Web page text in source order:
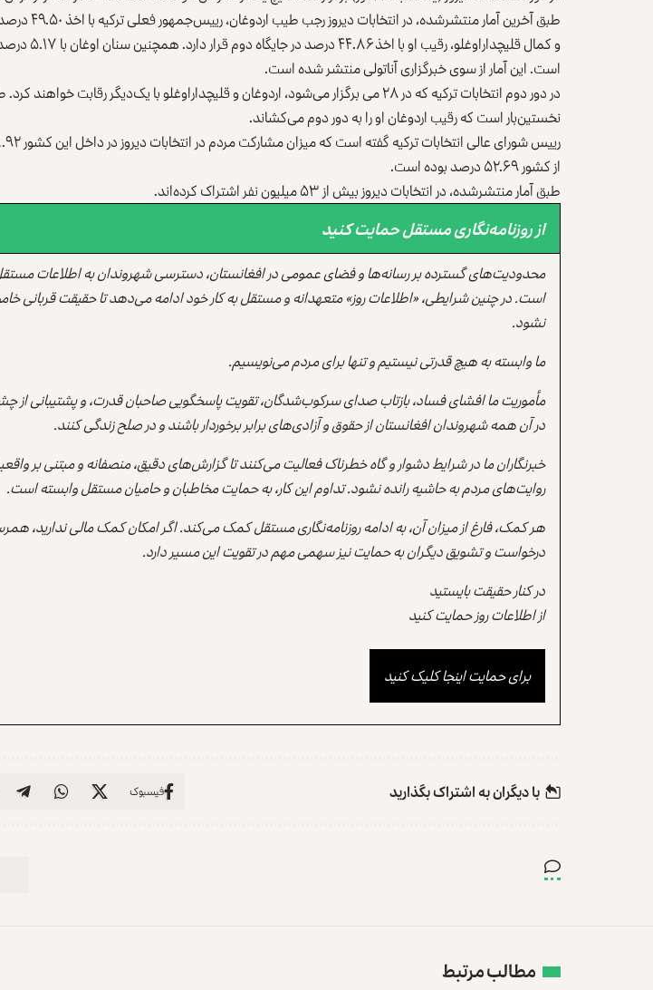
طبق آخرین آمار
و کمال
است. این آمار از سوی خبرگزاری آناتولی منتشر شده است.
نخستین‌بار است که رقیب اردوغان او را به دور دوم می‌کشاند.
از کشور ۵۲.۶۹ درصد بوده است.
طبق آمار منتشرشده، در انتخابات دیروز بیش از ۵۳ میلیون نفر اشتراک کرده‌اند.
از روزنامه‌نگاری مستقل حمایت کنید
محدودیت‌های گسترده بر رسانه‌ها و فضای عمومی در افغانستان، دسترسی شهروندان به اطلاعات
است. در چنین شرایطی، «اطلاعات روز» متعهدانه و مستقل به کار خود ادامه می‌دهد تا حقیقت قربانی
نشود.
ما وابسته به هیچ قدرتی نیستیم و تنها برای مردم می‌نویسیم.
مأموریت ما افشای فساد، بازتاب صدای سرکوب‌شدگان، تقویت پاسخگویی صاحبان قدرت، و پشتیبانی از
در آن همه شهروندان افغانستان از حقوق و آزادی‌های برابر برخوردار باشند و در صلح زندگی کنند.
خبرنگاران ما در شرایط دشوار و گاه خطرناک فعالیت می‌کنند تا گزارش‌های دقیق، منصفانه و مبتنی بر
روایت‌های مردم به حاشیه رانده نشود. تداوم این کار، به حمایت مخاطبان و حامیان مستقل وابسته است.
هر کمک، فارغ از میزان آن، به ادامه روزنامه‌نگاری مستقل کمک می‌کند. اگر امکان کمک مالی ندارید،
درخواست و تشویق دیگران به حمایت نیز سهمی مهم در تقویت این مسیر دارد.
در کنار حقیقت بایستید
از اطلاعات روز حمایت کنید
برای حمایت اینجا کلیک کنید
با دیگران به‌‌ اشتراک بگذارید فیسبوک
مطالب مرتبط